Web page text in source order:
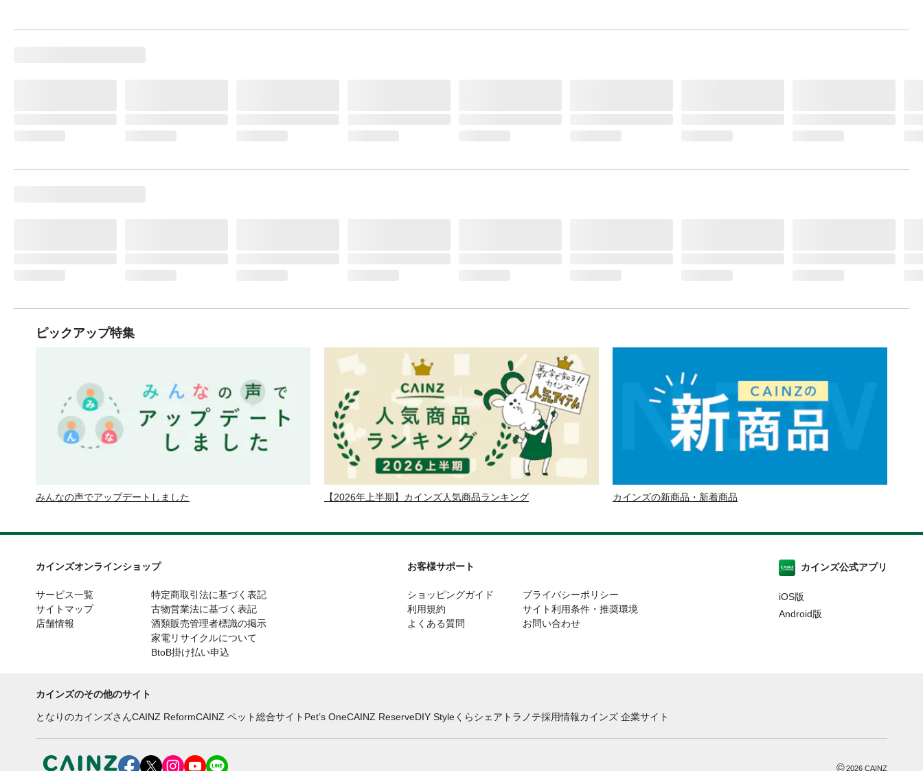
ピックアップ特集
みんなの声でアップデートしました 【2026年上半期】カインズ人気商品ランキング カインズの新商品・新着商品
カインズオンラインショップ
サービス一覧
サイトマップ
店舗情報
特定商取引法に基づく表記
古物営業法に基づく表記
酒類販売管理者標識の掲示
家電リサイクルについて
BtoB掛け払い申込
お客様サポート
ショッピングガイド
利用規約
よくある質問
プライバシーポリシー
サイト利用条件・推奨環境
お問い合わせ
カインズ公式アプリ
iOS版
Android版
カインズのその他のサイト
となりのカインズさんCAINZ ReformCAINZ ペット総合サイト Pet’s OneCAINZ ReserveDIY Styleくらシェア トラノテ採用情報カインズ 企業サイト
©2026 CAINZ